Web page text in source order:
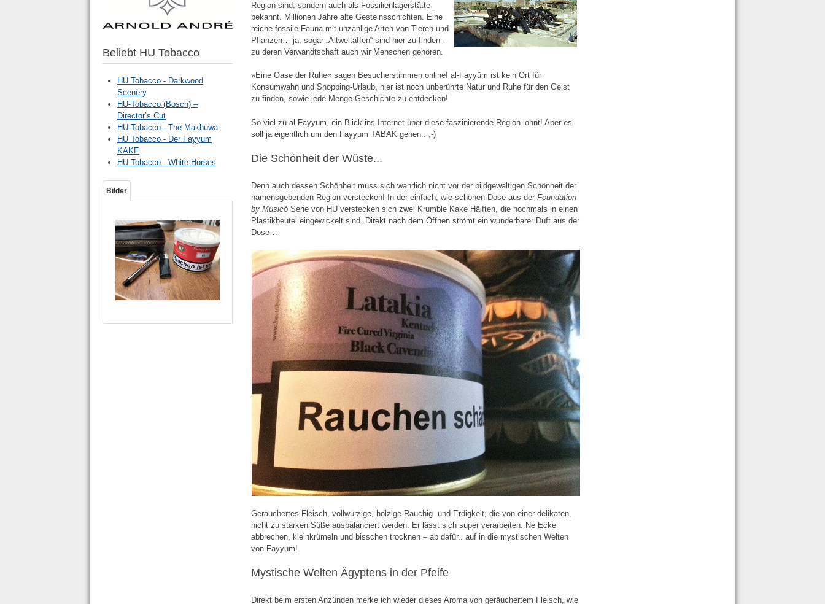
Beliebt HU Tobacco
HU Tobacco - Darkwood
Scenery
HU-Tobacco (Bosch) –
Director’s Cut
HU-Tobacco - The Makhuwa
HU Tobacco - Der Fayyum
KAKE
HU Tobacco - White Horses
Bilder
Region sind, sondern auch als Fossilienlagerstätte
bekannt. Millionen Jahre alte Gesteinsschichten. Eine
reiche fossile Fauna mit unzählige Arten von Tieren und
Pflanzen… ja, sogar „Altweltaffen“ sind hier zu finden –
zu deren Verwandtschaft auch wir Menschen gehören.
»Eine Oase der Ruhe« sagen Besucherstimmen online! al-Fayyūm ist kein Ort für
Konsumwahn und Shopping-Urlaub, hier ist noch unberührte Natur und Ruhe für den Geist
zu finden, sowie jede Menge Geschichte zu entdecken!
So viel zu al-Fayyūm, ein Blick ins Internet über diese faszinierende Region lohnt! Aber es
soll ja eigentlich um den Fayyum TABAK gehen.. ;-)
Die Schönheit der Wüste...
Denn auch dessen Schönheit muss sich wahrlich nicht vor der bildgewaltigen Schönheit der
namensgebenden Region verstecken! In der einfach, wie schönen Dose aus derFoundation
by Musicó Serie von HU verstecken sich zwei Krumble Kake Hälften, die nochmals in einen
Plastikbeutel eingewickelt sind. Direkt nach dem Öffnen strömt ein wunderbarer Duft aus der
Dose…
Geräuchertes Fleisch, vollwürzige, holzige Rauchig- und Erdigkeit, die von einer delikaten,
nicht zu starken Süße ausbalanciert werden. Er lässt sich super verarbeiten. Ne Ecke
abbrechen, kleinkrümeln und bisschen trocknen – ab dafür.. auf in die mystischen Welten
von Fayyum!
Mystische Welten Ägyptens in der Pfeife
Direkt beim ersten Anzünden merke ich wieder dieses Aroma von geräuchertem Fleisch, wie